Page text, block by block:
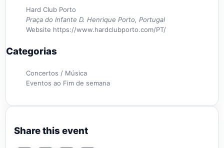
Hard Club Porto
Praça do Infante D. Henrique Porto, Portugal
Website https://www.hardclubporto.com/PT/
Categorias
Concertos / Música
Eventos ao Fim de semana
Share this event